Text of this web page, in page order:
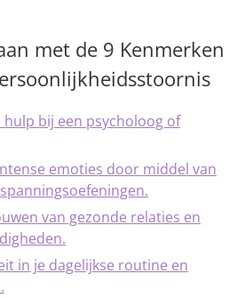
met de 9 Kenmerken
bij een psycholoog of
emoties door middel van
van gezonde relaties en
in je dagelijkse routine en